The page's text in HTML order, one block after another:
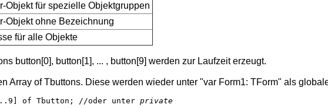
Objekt für spezielle Objektgruppen
Objekt ohne Bezeichnung
für alle Objekte
button[0], button[1], ... , button[9] werden zur Laufzeit erzeugt.
Array of Tbuttons. Diese werden wieder unter "var Form1: TForm" als
of Tbutton; //oder unter
private